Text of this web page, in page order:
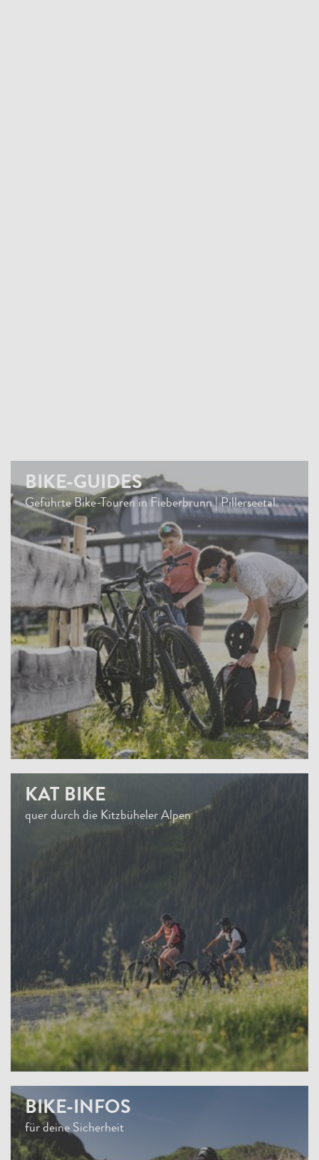
BIKE-GUIDES
Geführte Bike-Touren in Fieberbrunn | Pillerseetal
KAT BIKE
quer durch die Kitzbüheler Alpen
BIKE-INFOS
für deine Sicherheit